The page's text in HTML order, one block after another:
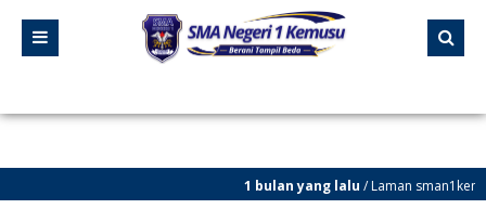
1 bulan yang lalu/ Laman
perbaikan